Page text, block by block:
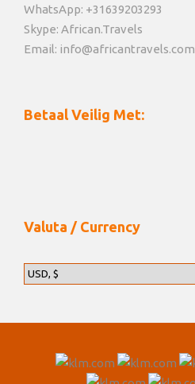
WhatsApp: +31639203293
Skype: African.Travels
Email: info@africantravels.com
Betaal Veilig Met:
Valuta / Currency